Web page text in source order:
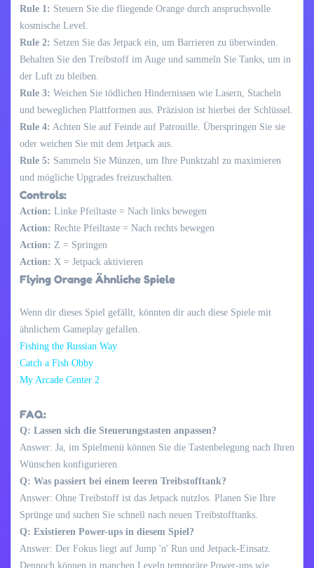
Rule 1: Steuern Sie die fliegende Orange durch anspruchsvolle
kosmische Level.
Rule 2: Setzen Sie das Jetpack ein, um Barrieren zu überwinden.
Behalten Sie den Treibstoff im Auge und sammeln Sie Tanks, um in
der Luft zu bleiben.
Rule 3: Weichen Sie tödlichen Hindernissen wie Lasern, Stacheln
und beweglichen Plattformen aus. Präzision ist hierbei der Schlüssel.
Rule 4: Achten Sie auf Feinde auf Patrouille. Überspringen Sie sie
oder weichen Sie mit dem Jetpack aus.
Rule 5: Sammeln Sie Münzen, um Ihre Punktzahl zu maximieren
und mögliche Upgrades freizuschalten.
Controls:
Action: Linke Pfeiltaste = Nach links bewegen
Action: Rechte Pfeiltaste = Nach rechts bewegen
Action: Z = Springen
Action: X = Jetpack aktivieren
Flying Orange Ähnliche Spiele
Wenn dir dieses Spiel gefällt, könnten dir auch diese Spiele mit
ähnlichem Gameplay gefallen.
Fishing the Russian Way
Catch a Fish Obby
My Arcade Center 2
FAQ:
Q: Lassen sich die Steuerungstasten anpassen?
Answer: Ja, im Spielmenü können Sie die Tastenbelegung nach Ihren
Wünschen konfigurieren.
Q: Was passiert bei einem leeren Treibstofftank?
Answer: Ohne Treibstoff ist das Jetpack nutzlos. Planen Sie Ihre
Sprünge und suchen Sie schnell nach neuen Treibstofftanks.
Q: Existieren Power-ups in diesem Spiel?
Answer: Der Fokus liegt auf Jump 'n' Run und Jetpack-Einsatz.
Dennoch können in manchen Leveln temporäre Power-ups wie